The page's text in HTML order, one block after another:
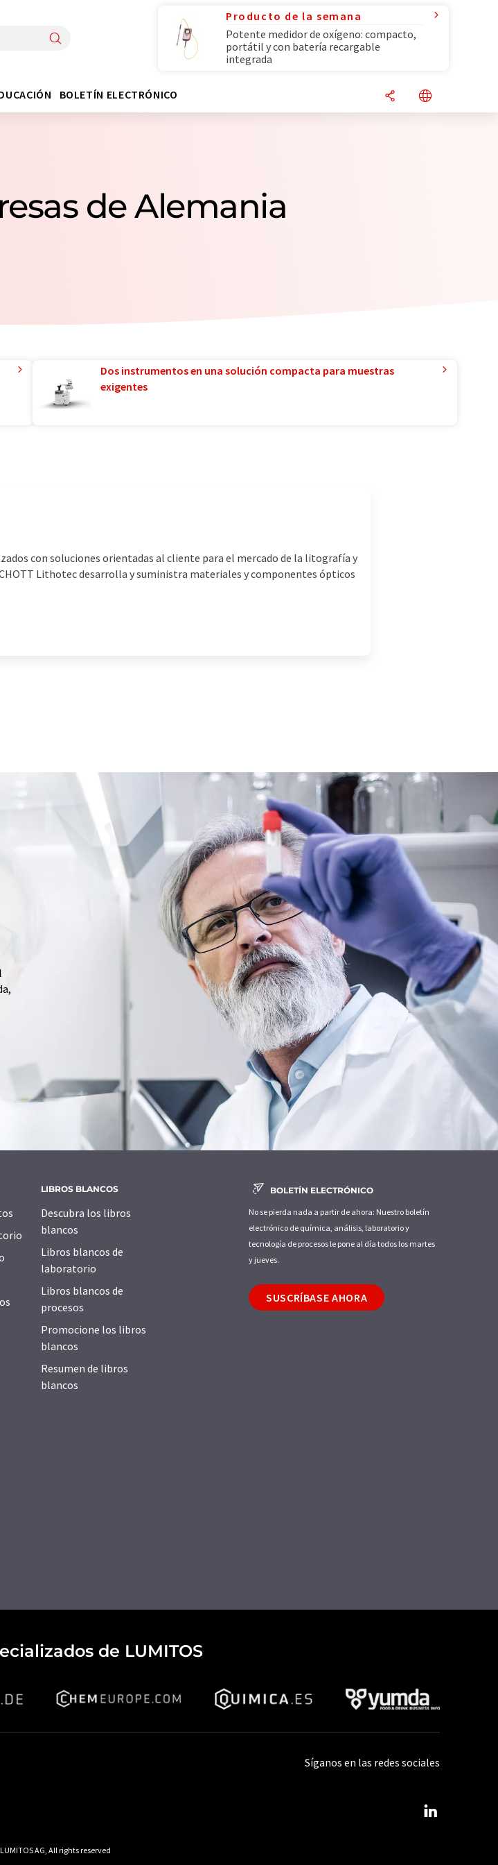
Producto de la semana
Potente medidor de oxígeno: compacto,
portátil y con batería recargable
integrada
BOLETÍN ELECTRÓNICO
de Alemania
Dos instrumentos en una solución compacta para muestras
exigentes
con soluciones orientadas al cliente para el mercado de la litografía y
Lithotec desarrolla y suministra materiales y componentes ópticos
LIBROS BLANCOS
Descubra los libros
blancos
Libros blancos de
laboratorio
Libros blancos de
procesos
Promocione los libros
blancos
Resumen de libros
blancos
BOLETÍN ELECTRÓNICO
No se pierda nada a partir de ahora: Nuestro boletín
electrónico de química, análisis, laboratorio y
tecnología de procesos le pone al día todos los martes
y jueves.
SUSCRÍBASE AHORA
de LUMITOS
Síganos en las redes sociales
AG, All rights reserved